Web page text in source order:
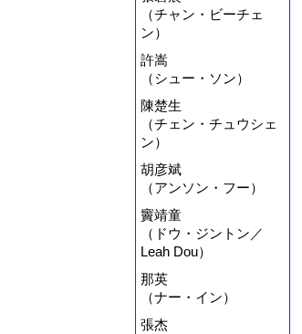
（チャン・ビーチェ
ン）
許嵩
（シュー・ソン）
陳楚生
（チェン・チュウシェ
ン）
胡彦斌
（アンソン・フー）
竇靖童
（ドウ・ジントン／
Leah Dou）
那英
（ナー・イン）
張杰